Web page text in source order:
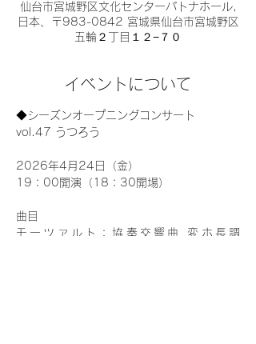
仙台市宮城野区文化センターパトナホール,
日本、〒983-0842 宮城県仙台市宮城野区
五輪２丁目１２−７０
イベントについて
◆シーズンオープニングコンサート
vol.47 うつろう
2026年4月24日（金）
19：00開演（18：30開場）
曲目
モーツァルト：協奏交響曲 変ホ長調